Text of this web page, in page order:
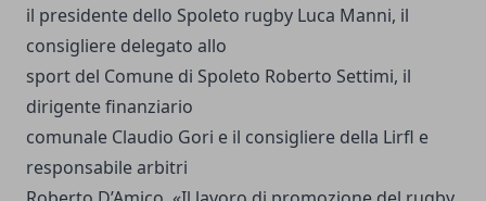
il presidente dello Spoleto rugby Luca Manni, il
consigliere delegato allo
sport del Comune di Spoleto Roberto Settimi, il
dirigente finanziario
comunale Claudio Gori e il consigliere della Lirfl e
responsabile arbitri